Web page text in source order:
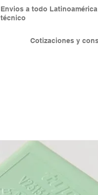
Cotizaciones y
Envios a todo
técnico